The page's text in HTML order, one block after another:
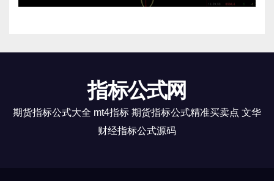
指标公式网
期货指标公式大全 mt4指标 期货指标公式精准买卖点 文华
财经指标公式源码